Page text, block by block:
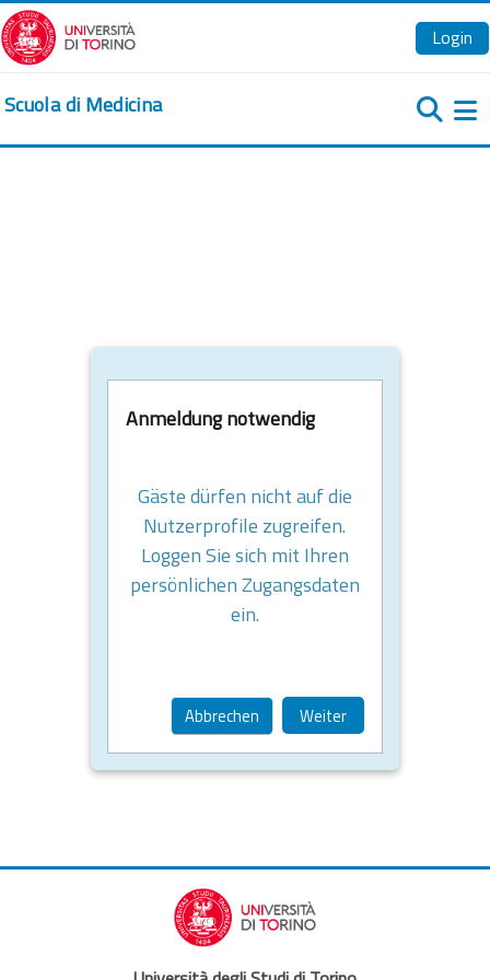
Zum Hauptinhalt
Login
Scuola di Medicina
Anmeldung notwendig
Gäste dürfen nicht auf die
Nutzerprofile zugreifen.
Loggen Sie sich mit Ihren
persönlichen Zugangsdaten
ein.
Abbrechen Weiter